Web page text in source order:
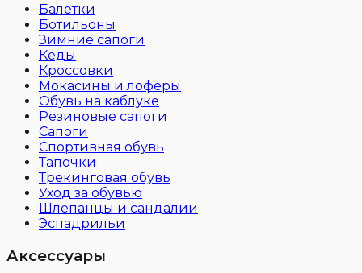
Балетки
Ботильоны
Зимние сапоги
Кеды
Кроссовки
Мокасины и лоферы
Обувь на каблуке
Резиновые сапоги
Сапоги
Спортивная обувь
Тапочки
Трекинговая обувь
Уход за обувью
Шлепанцы и сандалии
Эспадрильи
Аксессуары